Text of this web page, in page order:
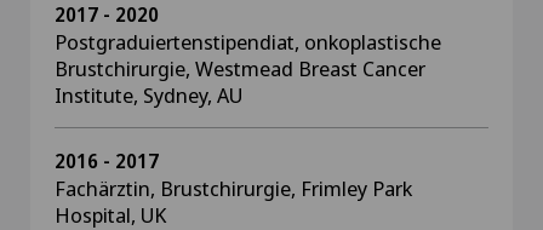
2017 - 2020
Postgraduiertenstipendiat, onkoplastische
Brustchirurgie, Westmead Breast Cancer
Institute, Sydney, AU
2016 - 2017
Fachärztin, Brustchirurgie, Frimley Park
Hospital, UK